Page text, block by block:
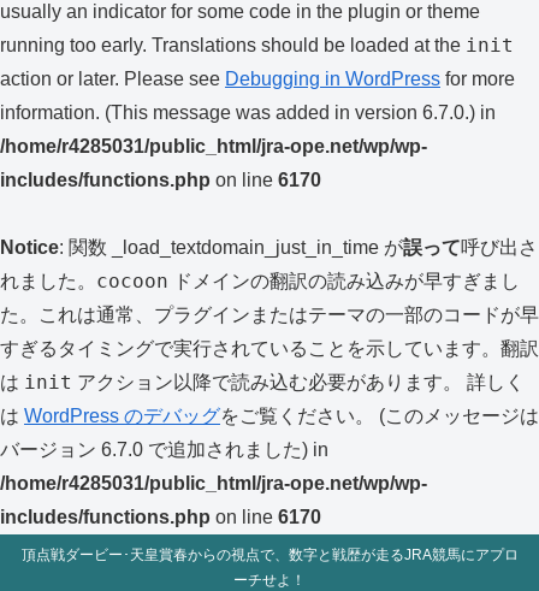
usually an indicator for some code in the plugin or theme
running too early. Translations should be loaded at the init
action or later. Please see Debugging in WordPress for more
information. (This message was added in version 6.7.0.) in
/home/r4285031/public_html/jra-ope.net/wp/wp-
includes/functions.php on line 6170
Notice: 関数 _load_textdomain_just_in_time が誤って呼び出さ
れました。 cocoon ドメインの翻訳の読み込みが早すぎまし
た。これは通常、プラグインまたはテーマの一部のコードが早
すぎるタイミングで実行されていることを示しています。翻訳
は init アクション以降で読み込む必要があります。 詳しく
は WordPress のデバッグをご覧ください。 (このメッセージは
バージョン 6.7.0 で追加されました) in
/home/r4285031/public_html/jra-ope.net/wp/wp-
includes/functions.php on line 6170
頂点戦ダービー･天皇賞春からの視点で、数字と戦歴が走るJRA競馬にアプロ
ーチせよ！